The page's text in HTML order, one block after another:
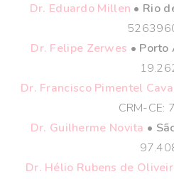
Dr. Eduardo Millen • Rio
Dr. Felipe Zerwes • Porto
Dr. Francisco Pimentel
CRM-CE:
Dr. Guilherme Novita •
Dr. Hélio Rubens de